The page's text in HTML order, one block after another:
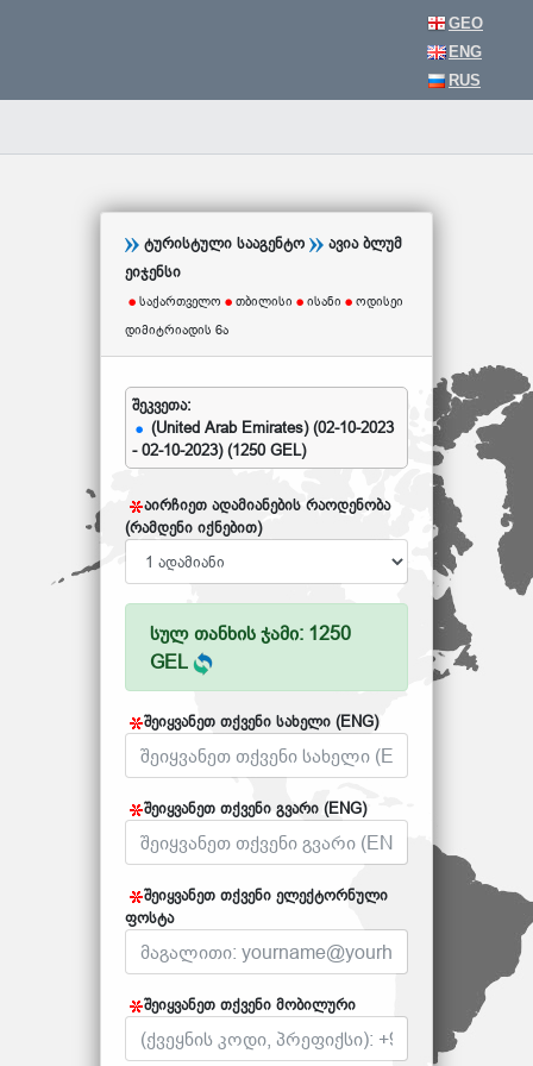
GEO
ENG
RUS
ტურისტული სააგენტო
ავია ბლუმ
ეიჯენსი
საქართველო თბილისი ისანი
ოდისეი
დიმიტრიადის 6ა
შეკვეთა:
(United Arab Emirates) (02-10-2023
- 02-10-2023) (1250 GEL)
აირჩიეთ ადამიანების რაოდენობა
(რამდენი იქნებით)
სულ თანხის ჯამი: 1250
GEL
შეიყვანეთ თქვენი სახელი (ENG)
შეიყვანეთ თქვენი გვარი (ENG)
შეიყვანეთ თქვენი ელექტორნული
ფოსტა
შეიყვანეთ თქვენი მობილური